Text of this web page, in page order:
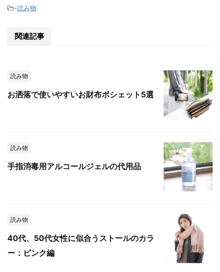
-読み物
関連記事
読み物
お洒落で使いやすいお財布ポシェット5選
読み物
手指消毒用アルコールジェルの代用品
読み物
40代、50代女性に似合うストールのカラ
ー：ピンク編